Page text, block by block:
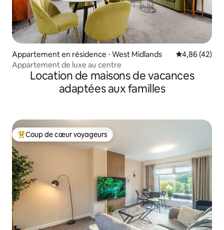
Appartement en résidence ⋅ West Midlands Évaluation
4,86 (42)
Appartement de luxe au centre
Location de maisons de vacances
adaptées aux familles
Coups de cœur voyageurs les plus appréciés
Coup de cœur voyageurs